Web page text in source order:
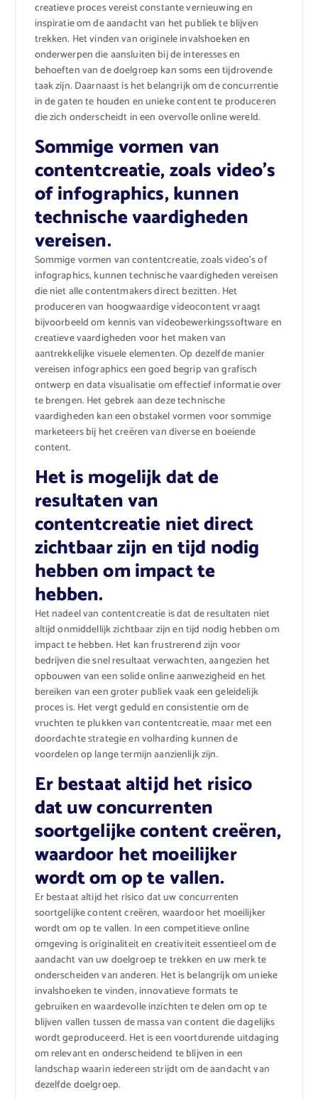
creatieve proces vereist constante vernieuwing en
inspiratie om de aandacht van het publiek te blijven
trekken. Het vinden van originele invalshoeken en
onderwerpen die aansluiten bij de interesses en
behoeften van de doelgroep kan soms een tijdrovende
taak zijn. Daarnaast is het belangrijk om de concurrentie
in de gaten te houden en unieke content te produceren
die zich onderscheidt in een overvolle online wereld.
Sommige vormen van
contentcreatie, zoals video’s
of infographics, kunnen
technische vaardigheden
vereisen.
Sommige vormen van contentcreatie, zoals video’s of
infographics, kunnen technische vaardigheden vereisen
die niet alle contentmakers direct bezitten. Het
produceren van hoogwaardige videocontent vraagt
bijvoorbeeld om kennis van videobewerkingssoftware en
creatieve vaardigheden voor het maken van
aantrekkelijke visuele elementen. Op dezelfde manier
vereisen infographics een goed begrip van grafisch
ontwerp en data visualisatie om effectief informatie over
te brengen. Het gebrek aan deze technische
vaardigheden kan een obstakel vormen voor sommige
marketeers bij het creëren van diverse en boeiende
content.
Het is mogelijk dat de
resultaten van
contentcreatie niet direct
zichtbaar zijn en tijd nodig
hebben om impact te
hebben.
Het nadeel van contentcreatie is dat de resultaten niet
altijd onmiddellijk zichtbaar zijn en tijd nodig hebben om
impact te hebben. Het kan frustrerend zijn voor
bedrijven die snel resultaat verwachten, aangezien het
opbouwen van een solide online aanwezigheid en het
bereiken van een groter publiek vaak een geleidelijk
proces is. Het vergt geduld en consistentie om de
vruchten te plukken van contentcreatie, maar met een
doordachte strategie en volharding kunnen de
voordelen op lange termijn aanzienlijk zijn.
Er bestaat altijd het risico
dat uw concurrenten
soortgelijke content creëren,
waardoor het moeilijker
wordt om op te vallen.
Er bestaat altijd het risico dat uw concurrenten
soortgelijke content creëren, waardoor het moeilijker
wordt om op te vallen. In een competitieve online
omgeving is originaliteit en creativiteit essentieel om de
aandacht van uw doelgroep te trekken en uw merk te
onderscheiden van anderen. Het is belangrijk om unieke
invalshoeken te vinden, innovatieve formats te
gebruiken en waardevolle inzichten te delen om op te
blijven vallen tussen de massa van content die dagelijks
wordt geproduceerd. Het is een voortdurende uitdaging
om relevant en onderscheidend te blijven in een
landschap waarin iedereen strijdt om de aandacht van
dezelfde doelgroep.